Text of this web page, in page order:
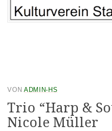
VON ADMIN-HS
Trio “Harp &
Nicole Müller